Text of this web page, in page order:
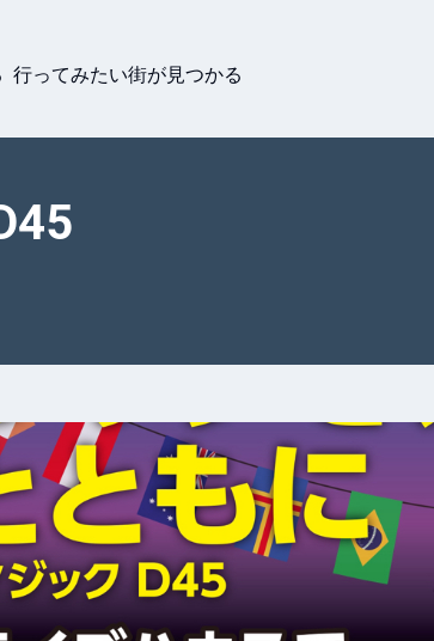
行ってみたい街が見つかる